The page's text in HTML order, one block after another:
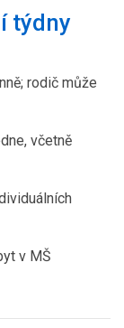
týdny
rodič může
včetně
v MŠ